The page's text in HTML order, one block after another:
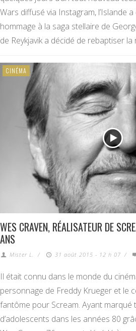
Wars diffusé via Instagram, l’Islande
hommage à la saga stellaire de
de Reykjavik a décidé de rebaptiser
CINÉMA
WES CRAVEN, RÉALISATEUR DE
ANS
Mister L. / 31 août 2015 - 12 h 07 /
Il était connu dans le monde du
personnage de Freddy Krueger et le
fantôme pour Scream. Ayant
d’adolescents dans les années 80